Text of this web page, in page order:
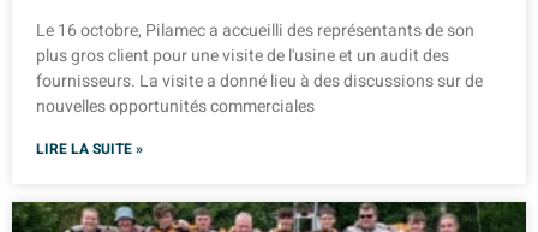
Le 16 octobre, Pilamec a accueilli des représentants de son
plus gros client pour une visite de l'usine et un audit des
fournisseurs. La visite a donné lieu à des discussions sur de
nouvelles opportunités commerciales
LIRE LA SUITE »